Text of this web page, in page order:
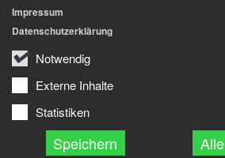
Notwendig
Externe Inhalte
Statistiken
Speichern
Impressum
Datenschutzerklärung